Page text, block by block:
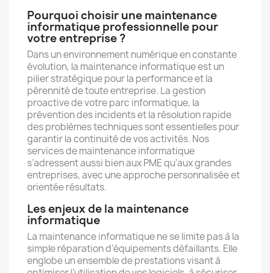
Pourquoi choisir une maintenance
informatique professionnelle pour
votre entreprise ?
Dans un environnement numérique en constante
évolution, la maintenance informatique est un
pilier stratégique pour la performance et la
pérennité de toute entreprise. La gestion
proactive de votre parc informatique, la
prévention des incidents et la résolution rapide
des problèmes techniques sont essentielles pour
garantir la continuité de vos activités. Nos
services de maintenance informatique
s’adressent aussi bien aux PME qu’aux grandes
entreprises, avec une approche personnalisée et
orientée résultats.
Les enjeux de la maintenance
informatique
La maintenance informatique ne se limite pas à la
simple réparation d’équipements défaillants. Elle
englobe un ensemble de prestations visant à